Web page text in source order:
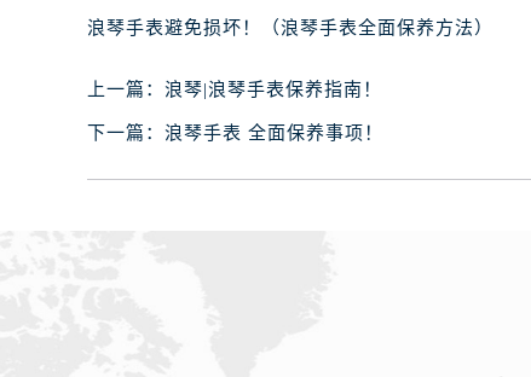
吉林省白城市洮北区明仁南街浪琴
吉林省吉林市船营区河南街浪琴售
吉林省辽源市龙山区人民大街浪琴
辽宁省鞍山市铁东区站前街浪琴售
浪琴手表避免损坏！（浪琴手表全面保养方法）
上一篇： 浪琴|浪琴手表保养指南！
下一篇： 浪琴手表 全面保养事项！